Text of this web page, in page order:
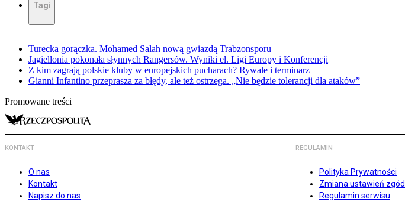
Tagi
Turecka gorączka. Mohamed Salah nową gwiazdą Trabzonsporu
Jagiellonia pokonała słynnych Rangersów. Wyniki el. Ligi Europy i Konferencji
Z kim zagrają polskie kluby w europejskich pucharach? Rywale i terminarz
Gianni Infantino przeprasza za błędy, ale też ostrzega. „Nie będzie tolerancji dla ataków”
Promowane treści
KONTAKT
O nas
Kontakt
Napisz do nas
REGULAMIN
Polityka Prywatności
Zmiana ustawień zgód
Regulamin serwisu